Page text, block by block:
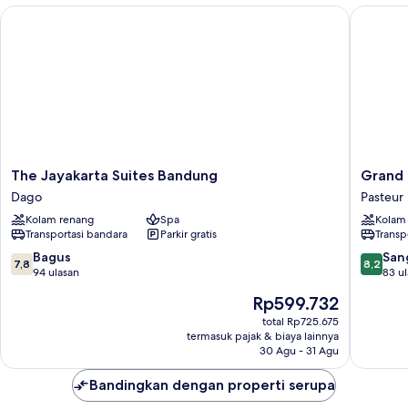
The
Jayakarta
Suites
Bandung
Dago
The Jayakarta Suites Bandung
Dago
Kolam renang
Spa
Transportasi bandara
Parkir gratis
7.8
dari
7,8 Bagus
94 ulasan
Harga
sekarang
Rp599.732
Rp599.732
total Rp725.675
termasuk pajak & biaya lainnya
30 Agu - 31 Agu
The Jayakarta Suites Bandung
Grand
Tjokro
Premier
Pasteur
Grand
Pasteur
8.2
dari
8,2
83
Grand
Bandingkan dengan properti serupa